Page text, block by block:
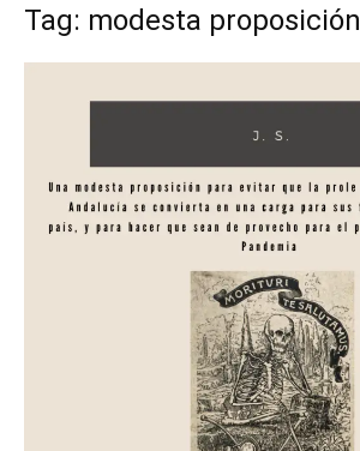
Tag: modesta proposición